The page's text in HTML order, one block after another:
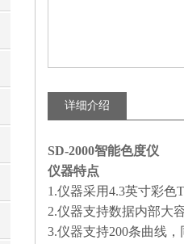
详细介绍
SD-2000智能色度仪
仪器特点
1.仪器采用4.3英寸彩色
2.仪器支持数据内部大
3.仪器支持200条曲线